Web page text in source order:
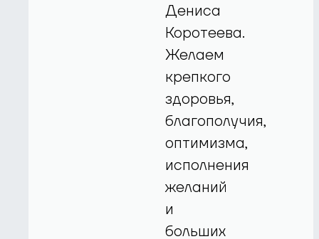
Дениса
Коротеева.
Желаем
крепкого
здоровья,
благополучия,
оптимизма,
исполнения
желаний
и
больших